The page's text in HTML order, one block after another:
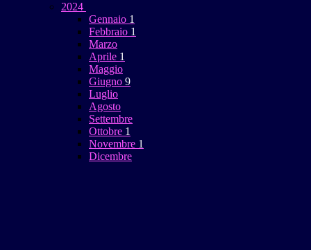
2024
Gennaio 1
Febbraio 1
Marzo
Aprile 1
Maggio
Giugno 9
Luglio
Agosto
Settembre
Ottobre 1
Novembre 1
Dicembre